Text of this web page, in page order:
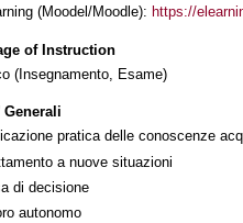
(Moodel/Moodle): https://
of Instruction
(Insegnamento, Esame)
Generali
pratica delle conoscenze
a nuove situazioni
di decisione
autonomo